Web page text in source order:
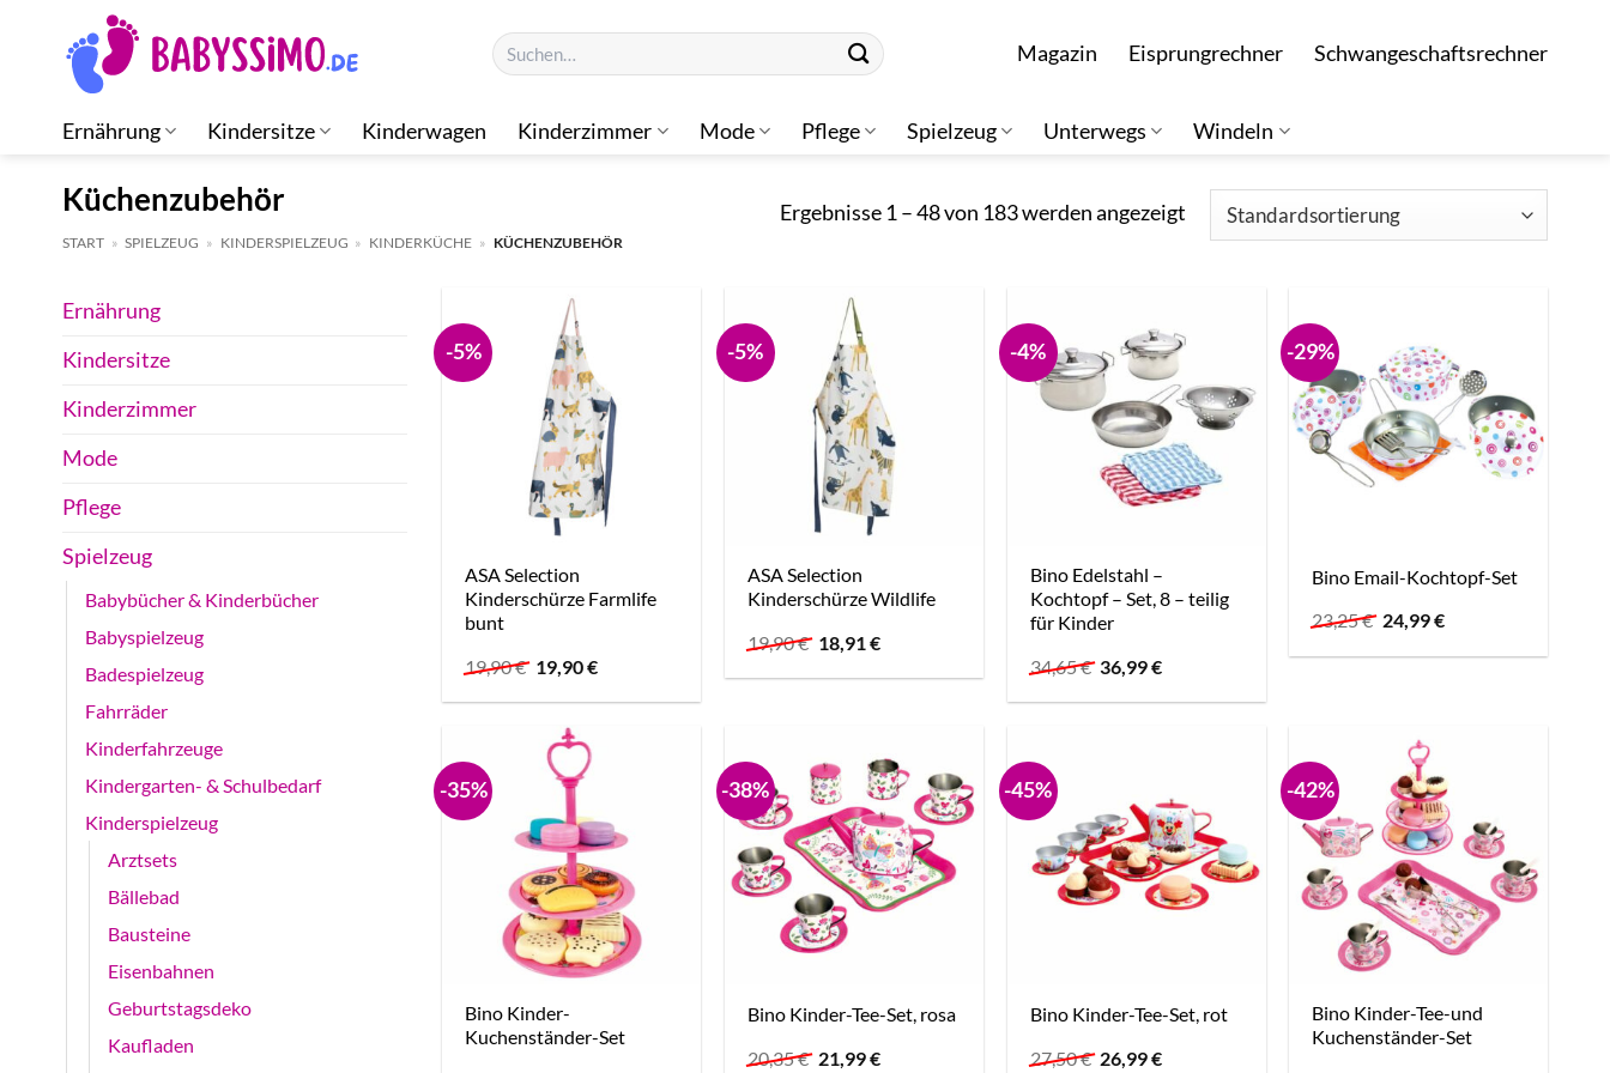
springen
Suchen
nach:
Magazin Eisprungrechner Schwangeschaftsrechner
Ernährung Kindersitze Kinderwagen Kinderzimmer Mode Pflege Spielzeug Unterwegs Windeln
Küchenzubehör
START » SPIELZEUG » KINDERSPIELZEUG » KINDERKÜCHE » KÜCHENZUBEHÖR
Ergebnisse 1 – 48 von 183 werden angezeigt
Ernährung
Kindersitze
Kinderzimmer
Mode
Pflege
Spielzeug
Babybücher & Kinderbücher
Babyspielzeug
Badespielzeug
Fahrräder
Kinderfahrzeuge
Kindergarten- & Schulbedarf
Kinderspielzeug
Arztsets
Bällebad
Bausteine
Eisenbahnen
Geburtstagsdeko
Kaufladen
-5%
ASA Selection
Kinderschürze Farmlife
bunt
19,90€ Ursprünglicher
Preis
war:
19,90€Aktueller
ist:
-5%
ASA Selection
Kinderschürze Wildlife
19,90€ Ursprünglicher
Preis
war:
18,91€Aktueller
ist:
-4%
Bino Edelstahl –
Kochtopf – Set, 8 – teilig
für Kinder
34,65€ Ursprünglicher
Preis
war:
36,99€Aktueller
ist:
-29%
Bino Email-Kochtopf-Set
23,25€ Ursprünglicher
Preis
war:
24,99€Aktueller
ist:
-35%
Bino Kinder-
Kuchenständer-Set
-38%
Bino Kinder-Tee-Set, rosa
20,35€ Ursprünglicher
21,99€Aktueller
-45%
Bino Kinder-Tee-Set, rot
27,50€ Ursprünglicher
26,99€Aktueller
-42%
Bino Kinder-Tee-und
Kuchenständer-Set